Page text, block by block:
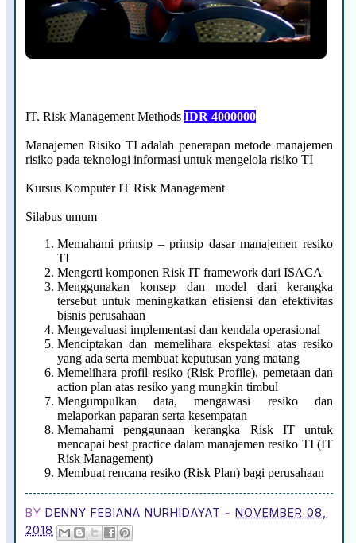
IT. Risk Management Methods IDR 4000000
Manajemen Risiko TI adalah penerapan metode manajemen
risiko pada teknologi informasi untuk mengelola risiko TI
Kursus Komputer IT Risk Management
Silabus umum
Memahami prinsip – prinsip dasar manajemen resiko
TI
Mengerti komponen Risk IT framework dari ISACA
Menggunakan konsep dan model dari kerangka
tersebut untuk meningkatkan efisiensi dan efektivitas
bisnis perusahaan
Mengevaluasi implementasi dan kendala operasional
Menciptakan dan memelihara ekspektasi atas resiko
yang ada serta membuat keputusan yang matang
Memelihara profil resiko (Risk Profile), pemetaan dan
action plan atas resiko yang mungkin timbul
Mengumpulkan data, mengawasi resiko dan
melaporkan paparan serta kesempatan
Memahami penggunaan kerangka Risk IT untuk
mencapai best practice dalam manajemen resiko TI (IT
Risk Management)
Membuat rencana resiko (Risk Plan) bagi perusahaan
BY DENNY FEBIANA NURHIDAYAT - NOVEMBER 08,
2018